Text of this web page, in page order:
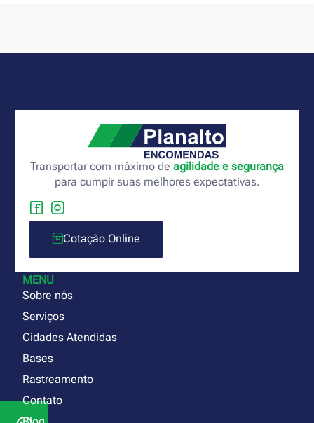
Transportar com máximo de agilidade e segurança
para cumpir suas melhores expectativas.
Cotação Online
MENU
Sobre nós
Serviços
Cidades Atendidas
Bases
Rastreamento
Contato